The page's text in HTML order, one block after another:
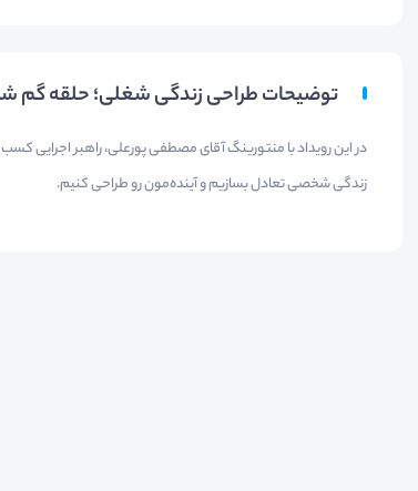
توضیحات طراحی زندگی شغلی؛ حلقه گم
در این رویداد با منتورینگ آقای مصطفی پورعلی، راهبر اجرایی
زندگی شخصی تعادل بسازیم و آینده‌مون رو طراحی کنیم.